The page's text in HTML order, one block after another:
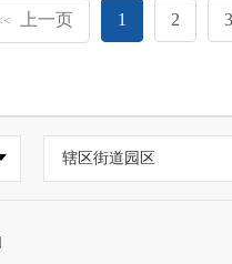
上一页 1 2 3
辖区街道园区